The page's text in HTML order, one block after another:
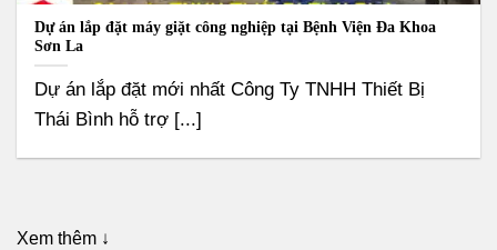
Dự án lắp đặt máy giặt công nghiệp tại Bệnh Viện Đa Khoa
Sơn La
Dự án lắp đặt mới nhất Công Ty TNHH Thiết Bị
Thái Bình hỗ trợ [...]
Xem thêm ↓